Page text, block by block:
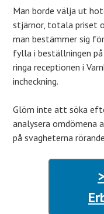
Man borde välja ut
stjärnor, totala priset
man bestämmer sig
fylla i beställningen på
ringa receptionen i
incheckning.
Glöm inte att söka
analysera omdömena
på svagheterna